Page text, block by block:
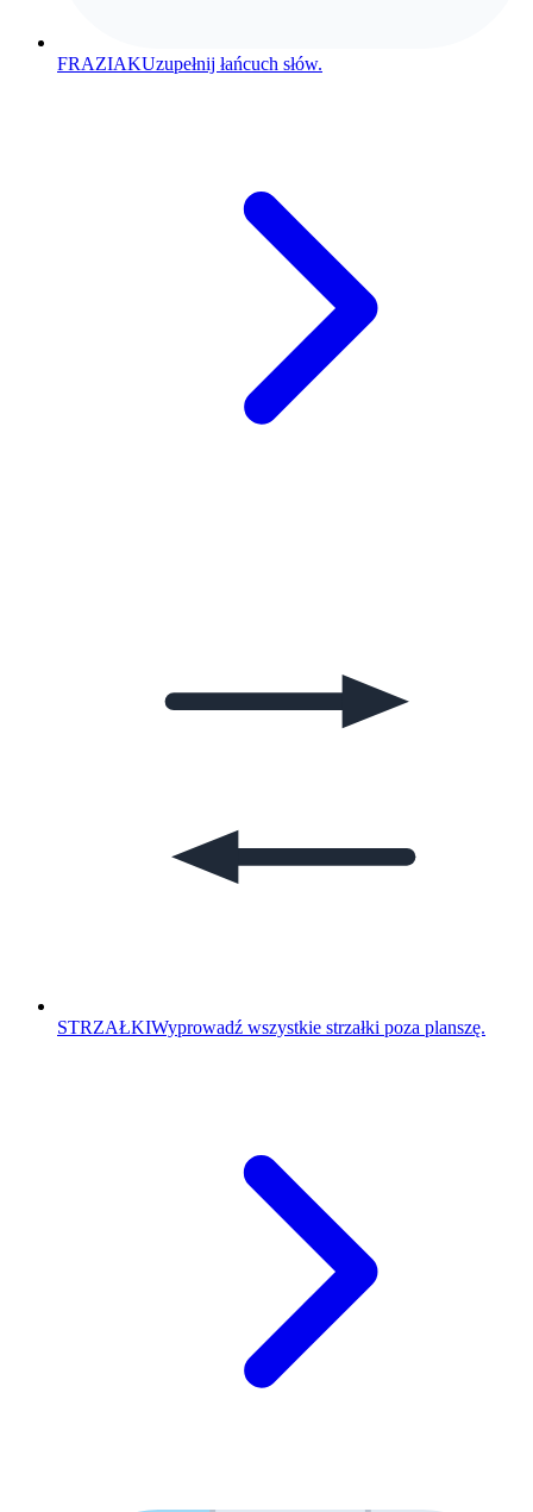
FRAZIAKUzupełnij łańcuch słów.
STRZAŁKIWyprowadź wszystkie strzałki poza planszę.